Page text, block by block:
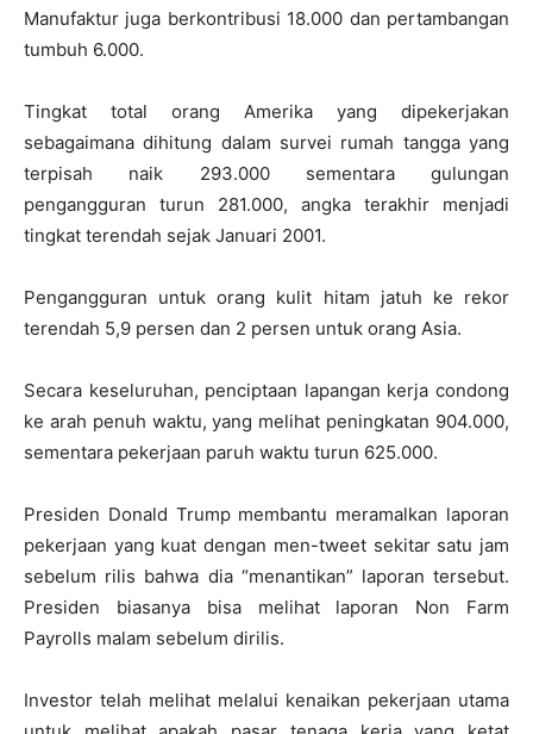
Manufaktur juga berkontribusi 18.000 dan pertambangan
tumbuh 6.000.
Tingkat total orang Amerika yang dipekerjakan
sebagaimana dihitung dalam survei rumah tangga yang
terpisah naik 293.000 sementara gulungan
pengangguran turun 281.000, angka terakhir menjadi
tingkat terendah sejak Januari 2001.
Pengangguran untuk orang kulit hitam jatuh ke rekor
terendah 5,9 persen dan 2 persen untuk orang Asia.
Secara keseluruhan, penciptaan lapangan kerja condong
ke arah penuh waktu, yang melihat peningkatan 904.000,
sementara pekerjaan paruh waktu turun 625.000.
Presiden Donald Trump membantu meramalkan laporan
pekerjaan yang kuat dengan men-tweet sekitar satu jam
sebelum rilis bahwa dia “menantikan” laporan tersebut.
Presiden biasanya bisa melihat laporan Non Farm
Payrolls malam sebelum dirilis.
Investor telah melihat melalui kenaikan pekerjaan utama